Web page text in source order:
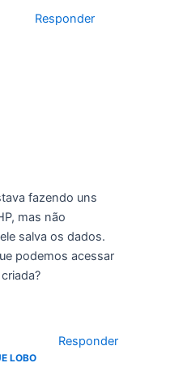
Responder
fazendo uns
mas não
salva os dados.
podemos acessar
Responder
LOBO